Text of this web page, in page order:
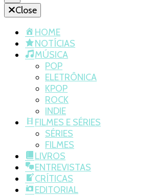
Close
HOME
NOTÍCIAS
MÚSICA
POP
ELETRÔNICA
KPOP
ROCK
INDIE
FILMES E SÉRIES
SÉRIES
FILMES
LIVROS
ENTREVISTAS
CRÍTICAS
EDITORIAL